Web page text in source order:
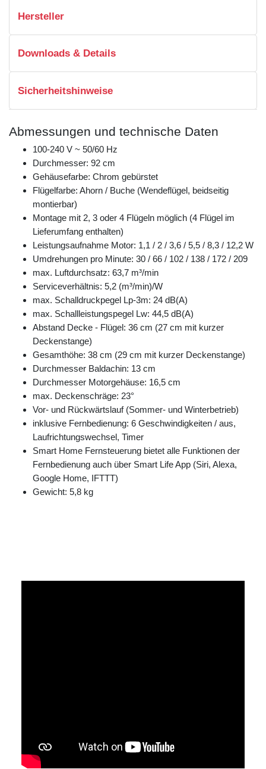
Hersteller
Downloads & Details
Sicherheitshinweise
Abmessungen und technische Daten
100-240 V ~ 50/60 Hz
Durchmesser: 92 cm
Gehäusefarbe: Chrom gebürstet
Flügelfarbe: Ahorn / Buche (Wendeflügel, beidseitig
montierbar)
Montage mit 2, 3 oder 4 Flügeln möglich (4 Flügel im
Lieferumfang enthalten)
Leistungsaufnahme Motor: 1,1 / 2 / 3,6 / 5,5 / 8,3 / 12,2 W
Umdrehungen pro Minute: 30 / 66 / 102 / 138 / 172 / 209
max. Luftdurchsatz: 63,7 m³/min
Serviceverhältnis: 5,2 (m³/min)/W
max. Schalldruckpegel Lp-3m: 24 dB(A)
max. Schallleistungspegel Lw: 44,5 dB(A)
Abstand Decke - Flügel: 36 cm (27 cm mit kurzer
Deckenstange)
Gesamthöhe: 38 cm (29 cm mit kurzer Deckenstange)
Durchmesser Baldachin: 13 cm
Durchmesser Motorgehäuse: 16,5 cm
max. Deckenschräge: 23°
Vor- und Rückwärtslauf (Sommer- und Winterbetrieb)
inklusive Fernbedienung: 6 Geschwindigkeiten / aus,
Laufrichtungswechsel, Timer
Smart Home Fernsteuerung bietet alle Funktionen der
Fernbedienung auch über Smart Life App (Siri, Alexa,
Google Home, IFTTT)
Gewicht: 5,8 kg